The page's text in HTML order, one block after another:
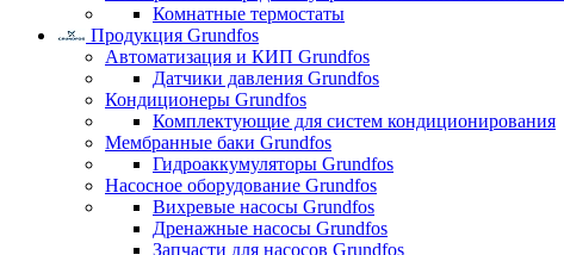
Комнатные термостаты
Продукция Grundfos
Автоматизация и КИП Grundfos
Датчики давления Grundfos
Кондиционеры Grundfos
Комплектующие для систем кондиционирования
Мембранные баки Grundfos
Гидроаккумуляторы Grundfos
Насосное оборудование Grundfos
Вихревые насосы Grundfos
Дренажные насосы Grundfos
Запчасти для насосов Grundfos